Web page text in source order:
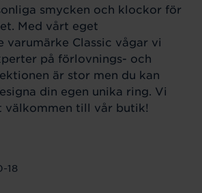
smycken och klockor för
Med vårt eget
varumärke Classic vågar vi
på förlovnings- och
är stor men du kan
din egen unika ring. Vi
välkommen till vår butik!
18